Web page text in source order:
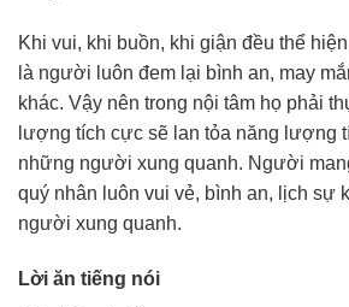
Khi vui, khi buồn, khi giận đều thể
là người luôn đem lại bình an, may
khác. Vậy nên trong nội tâm họ phải
lượng tích cực sẽ lan tỏa năng lượng
những người xung quanh. Người
quý nhân luôn vui vẻ, bình an, lịch sự
người xung quanh.
Lời ăn tiếng nói